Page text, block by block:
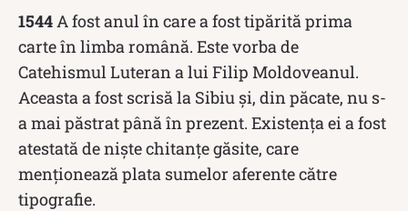
1544 A fost anul în care a fost tipărită prima
carte în limba română. Este vorba de
Catehismul Luteran a lui Filip Moldoveanul.
Aceasta a fost scrisă la Sibiu și, din păcate, nu s-
a mai păstrat până în prezent. Existența ei a fost
atestată de niște chitanțe găsite, care
menționează plata sumelor aferente către
tipografie.